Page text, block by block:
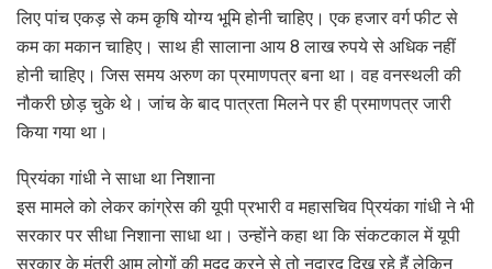
लिए पांच एकड़ से कम कृषि योग्य भूमि होनी चाहिए। एक हजार वर्ग फीट से
कम का मकान चाहिए। साथ ही सालाना आय 8 लाख रुपये से अधिक नहीं
होनी चाहिए। जिस समय अरुण का प्रमाणपत्र बना था। वह वनस्थली की
नौकरी छोड़ चुके थे। जांच के बाद पात्रता मिलने पर ही प्रमाणपत्र जारी
किया गया था।
प्रियंका गांधी ने साधा था निशाना
इस मामले को लेकर कांग्रेस की यूपी प्रभारी व महासचिव प्रियंका गांधी ने भी
सरकार पर सीधा निशाना साधा था। उन्‍होंने कहा था कि संकटकाल में यूपी
सरकार के मंत्री आम लोगों की मदद करने से तो नदारद दिख रहे हैं लेकिन